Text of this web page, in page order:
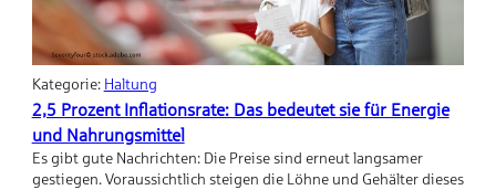
Kategorie: Haltung
2,5 Prozent Inflationsrate: Das bedeutet sie für Energie
und Nahrungsmittel
Es gibt gute Nachrichten: Die Preise sind erneut langsamer
gestiegen. Voraussichtlich steigen die Löhne und Gehälter dieses